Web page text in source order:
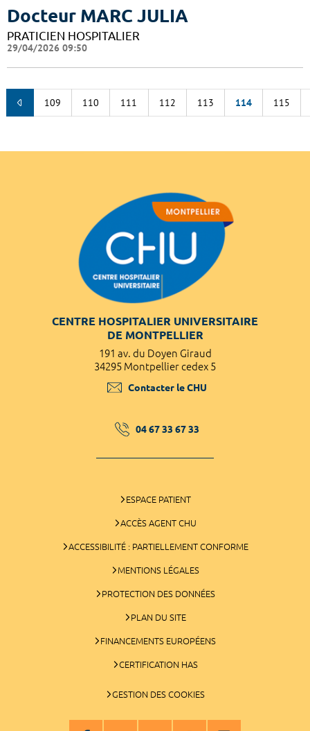
Docteur MARC JULIA
PRATICIEN HOSPITALIER
29/04/2026 09:50
109 110 111 112 113 114 115
CENTRE HOSPITALIER UNIVERSITAIRE
DE MONTPELLIER
191 av. du Doyen Giraud
34295 Montpellier cedex 5
Contacter le CHU
04 67 33 67 33
ESPACE PATIENT
ACCÈS AGENT CHU
ACCESSIBILITÉ : PARTIELLEMENT CONFORME
MENTIONS LÉGALES
PROTECTION DES DONNÉES
PLAN DU SITE
FINANCEMENTS EUROPÉENS
CERTIFICATION HAS
GESTION DES COOKIES